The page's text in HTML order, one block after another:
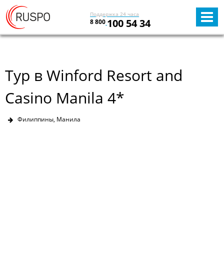
Поддержка 24 часа
8 800 100 54 34
Тур в Winford Resort and
Casino Manila 4*
Филиппины, Манила